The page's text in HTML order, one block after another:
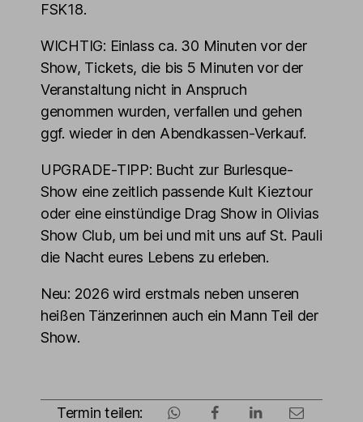
FSK18.
WICHTIG: Einlass ca. 30 Minuten vor der
Show, Tickets, die bis 5 Minuten vor der
Veranstaltung nicht in Anspruch
genommen wurden, verfallen und gehen
ggf. wieder in den Abendkassen-Verkauf.
UPGRADE-TIPP: Bucht zur Burlesque-
Show eine zeitlich passende Kult Kieztour
oder eine einstündige Drag Show in Olivias
Show Club, um bei und mit uns auf St. Pauli
die Nacht eures Lebens zu erleben.
Neu: 2026 wird erstmals neben unseren
heißen Tänzerinnen auch ein Mann Teil der
Show.
Termin teilen: